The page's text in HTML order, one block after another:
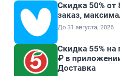
Скидка 50%
заказ,
До 31 августа, 2026
Скидка 55% на
₽ в
Доставка